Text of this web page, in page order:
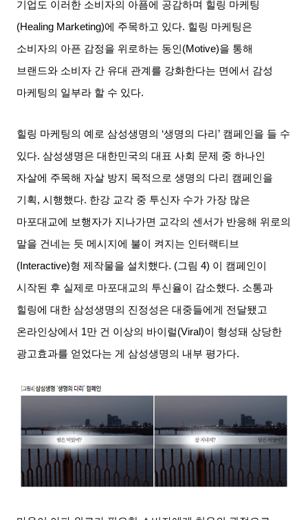
기업도 이러한 소비자의 아픔에 공감하며 힐링 마케팅
(Healing Marketing)에 주목하고 있다. 힐링 마케팅은
소비자의 아픈 감정을 위로하는 동인(Motive)을 통해
브랜드와 소비자 간 유대 관계를 강화한다는 면에서 감성
마케팅의 일부라 할 수 있다.
힐링 마케팅의 예로 삼성생명의 ‘생명의 다리’ 캠페인을 들 수
있다.삼성생명은 대한민국의 대표 사회 문제 중 하나인
자살에 주목해 자살 방지 목적으로 생명의 다리 캠페인을
기획,시행했다. 한강 교각 중 투신자 수가 가장 많은
마포대교에 보행자가 지나가면 교각의 센서가 반응해 위로의
말을 건네는 듯 메시지에 불이 켜지는 인터랙티브
(Interactive)형 제작물을 설치했다. (그림 4) 이 캠페인이
시작된 후 실제로 마포대교의 투신율이 감소했다. 소통과
힐링에 대한 삼성생명의 진정성은 대중들에게 전달됐고
온라인상에서 1만 건 이상의 바이럴(Viral)이 형성돼 상당한
광고효과를 얻었다는 게 삼성생명의 내부 평가다.